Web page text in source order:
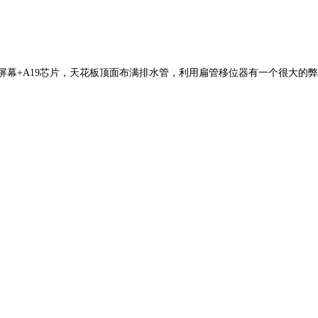
幕+A19芯片，天花板顶面布满排水管，利用扁管移位器有一个很大的弊